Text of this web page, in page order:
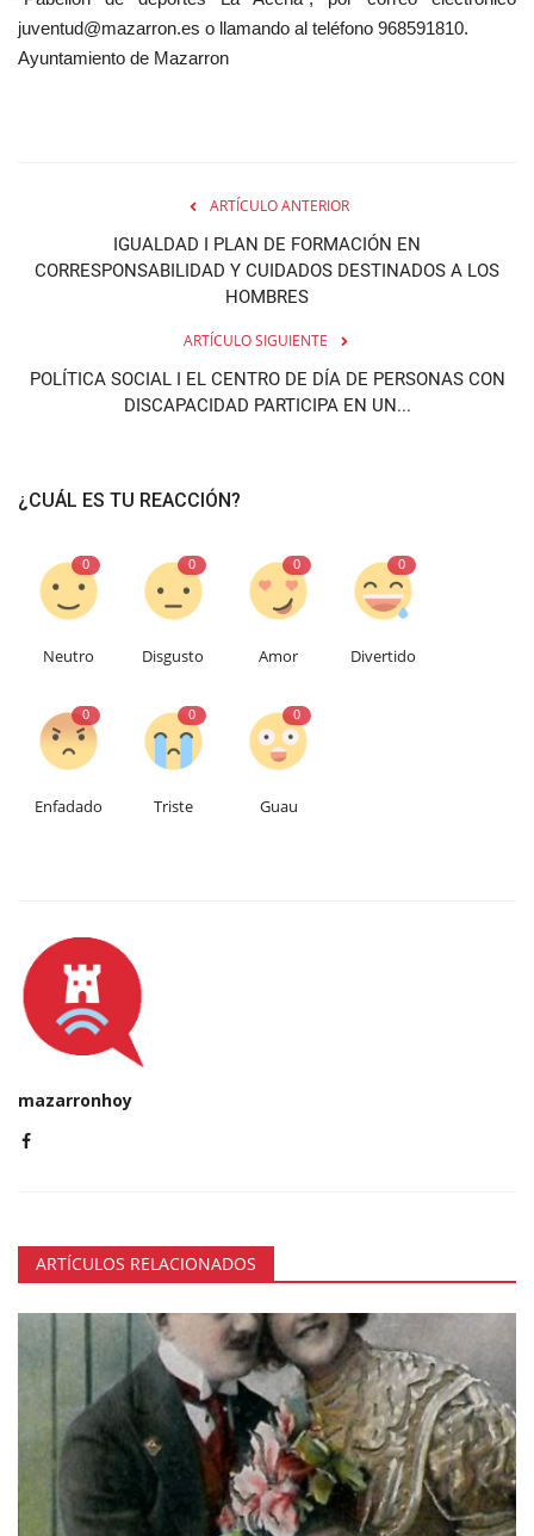
juventud@mazarron.es o llamando al teléfono 968591810.
Ayuntamiento de Mazarron
ARTÍCULO ANTERIOR
IGUALDAD I PLAN DE FORMACIÓN EN
CORRESPONSABILIDAD Y CUIDADOS DESTINADOS A LOS
HOMBRES
ARTÍCULO SIGUIENTE
POLÍTICA SOCIAL I EL CENTRO DE DÍA DE PERSONAS CON
DISCAPACIDAD PARTICIPA EN UN...
¿CUÁL ES TU REACCIÓN?
0
Neutro
0
Disgusto
0
Amor
0
Divertido
0
Enfadado
0
Triste
0
Guau
mazarronhoy
ARTÍCULOS RELACIONADOS